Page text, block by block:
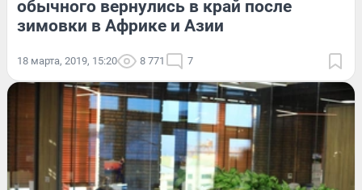
обычного вернулись в край после
зимовки в Африке и Азии
18 марта, 2019, 15:20 8 771 7